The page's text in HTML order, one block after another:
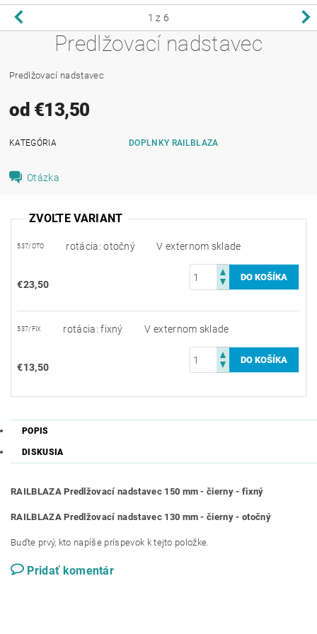
1 z 6
Predlžovací nadstavec
Predlžovací nadstavec
od €13,50
KATEGÓRIA DOPLNKY RAILBLAZA
Otázka
ZVOĽTE VARIANT
537/OTO rotácia: otočný V externom sklade
€23,50
537/FIX rotácia: fixný V externom sklade
€13,50
POPIS
DISKUSIA
RAILBLAZA Predlžovací nadstavec 150 mm - čierny - fixný
RAILBLAZA Predlžovací nadstavec 130 mm - čierny - otočný
Buďte prvý, kto napíše príspevok k tejto položke.
Pridať komentár